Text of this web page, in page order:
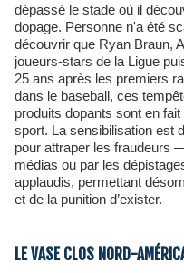
dépassé le stade où il
dopage. Personne n'a été
découvrir que Ryan Braun,
joueurs-stars de la Ligue
25 ans après les premiers
dans le baseball, ces
produits dopants sont en
sport. La sensibilisation est
pour attraper les fraudeurs
médias ou par les
applaudis, permettant
et de la punition d’exister.
LE VASE CLOS NORD-